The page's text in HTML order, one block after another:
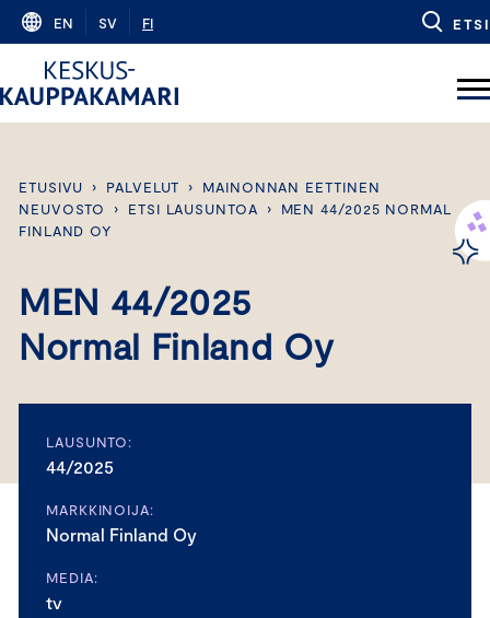
Skip
content
EN SV FI ETSI
ETUSIVU › PALVELUT ›
MAINONNAN EETTINEN
NEUVOSTO
› ETSI LAUSUNTOA ›
MEN 44/2025 NORMAL
FINLAND OY
MEN 44/2025
Normal Finland Oy
LAUSUNTO:
44/2025
MARKKINOIJA:
Normal Finland Oy
MEDIA:
tv